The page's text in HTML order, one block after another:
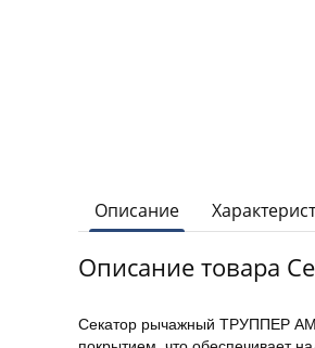
Описание
Описание товара
Секатор рычажный ТРУППЕР